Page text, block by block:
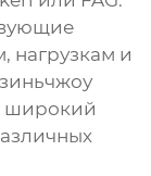
нагрузкам и
широкий